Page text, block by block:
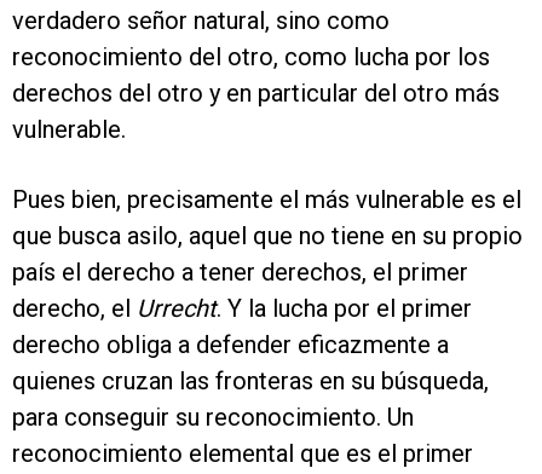
verdadero señor natural, sino como
reconocimiento del otro, como lucha por los
derechos del otro y en particular del otro más
vulnerable.
Pues bien, precisamente el más vulnerable es el
que busca asilo, aquel que no tiene en su propio
país el derecho a tener derechos, el primer
derecho, el Urrecht. Y la lucha por el primer
derecho obliga a defender eficazmente a
quienes cruzan las fronteras en su búsqueda,
para conseguir su reconocimiento. Un
reconocimiento elemental que es el primer